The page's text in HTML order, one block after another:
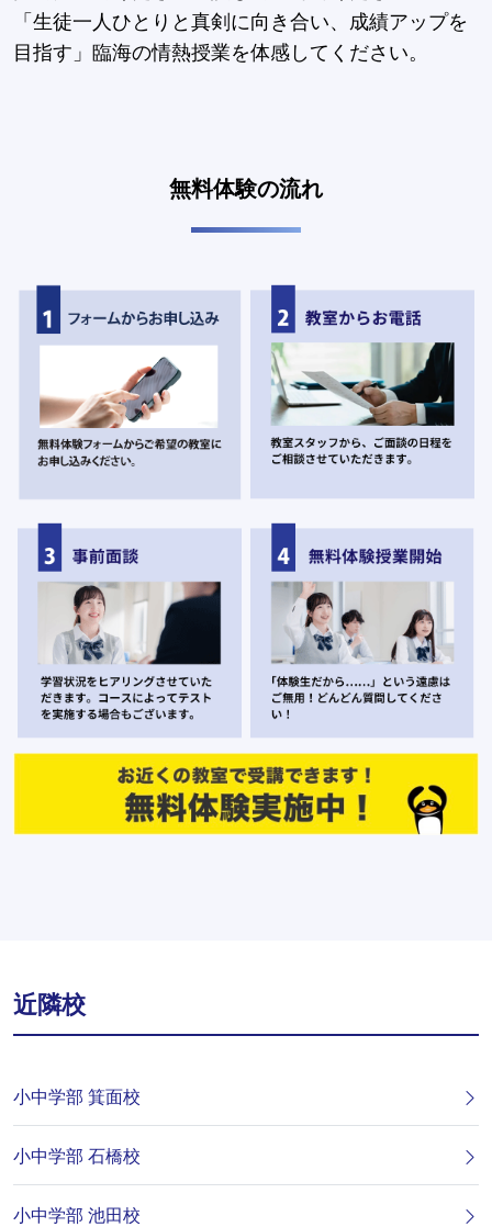
「生徒一人ひとりと真剣に向き合い、成績アップを
目指す」臨海の情熱授業を体感してください。
無料体験の流れ
近隣校
小中学部 箕面校
小中学部 石橋校
小中学部 池田校